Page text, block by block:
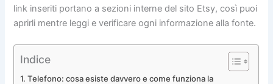
link inseriti portano a sezioni interne del sito Etsy, così puoi
aprirli mentre leggi e verificare ogni informazione alla fonte.
Indice
Telefono: cosa esiste davvero e come funziona la